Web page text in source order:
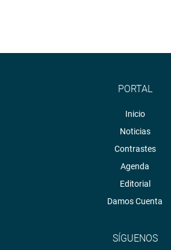
PORTAL
Inicio
Noticias
Contrastes
Agenda
Editorial
Damos Cuenta
SÍGUENOS